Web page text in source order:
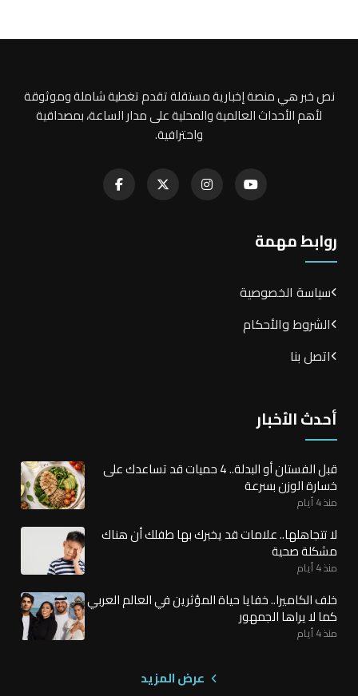
نص خبر هي منصة إخبارية مستقلة تقدم تغطية شاملة وموثوقة
لأهم الأحداث العالمية والمحلية على مدار الساعة، بمصداقية
واحترافية.
روابط مهمة
سياسة الخصوصية
الشروط والأحكام
اتصل بنا
أحدث الأخبار
قبل الفستان أو البدلة.. 4 حميات قد تساعدك على
خسارة الوزن بسرعة
منذ 4 أيام
لا تتجاهلها.. علامات قد يخبرك بها طفلك أن هناك
مشكلة صحية
منذ 4 أيام
خلف الكاميرا.. خفايا حياة المؤثرين في العالم العربي
كما لا يراها الجمهور
منذ 4 أيام
عرض المزيد